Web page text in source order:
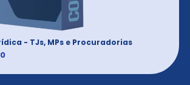
- TJs, MPs e Procuradorias